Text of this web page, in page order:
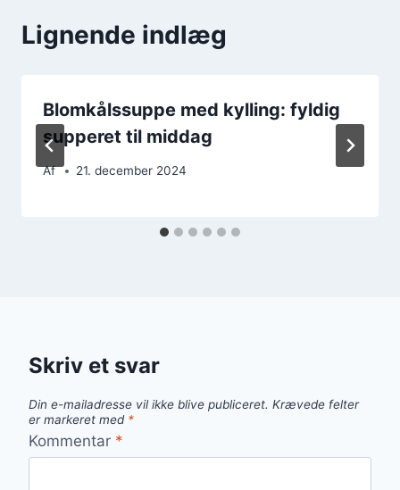
Lignende indlæg
Blomkålssuppe med kylling: fyldig
supperet til middag
Af 21. december 2024
Skriv et svar
Din e-mailadresse vil ikke blive publiceret. Krævede felter
er markeret med *
Kommentar *